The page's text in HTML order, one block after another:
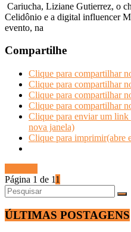
Cariucha, Liziane Gutierrez, o
Celidônio e a digital influencer
evento, na
Compartilhe
Clique para compartilhar
Clique para compartilhar
Clique para compartilhar
Clique para compartilhar
Clique para enviar um link
nova janela)
Clique para imprimir(abre
Página 1 de 11
ÚLTIMAS POSTAGENS